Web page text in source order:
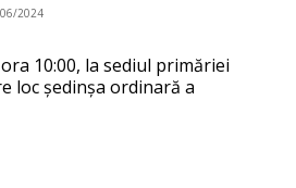
2024
10:00, la sediul primăriei
loc ședinșa ordinară a